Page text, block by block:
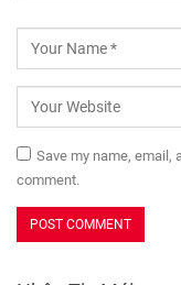
Save my name, email,
comment.